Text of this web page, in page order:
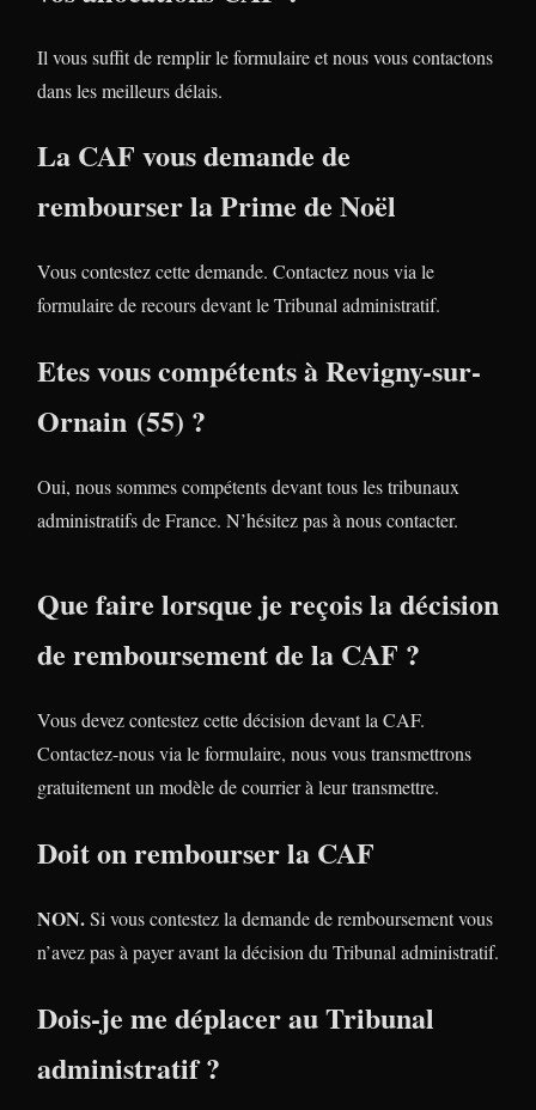
Il vous suffit de remplir le formulaire et nous vous contactons
dans les meilleurs délais.
La CAF vous demande de
rembourser la Prime de Noël
Vous contestez cette demande. Contactez nous via le
formulaire de recours devant le Tribunal administratif.
Etes vous compétents à Revigny-sur-
Ornain (55) ?
Oui, nous sommes compétents devant tous les tribunaux
administratifs de France. N’hésitez pas à nous contacter.
Que faire lorsque je reçois la décision
de remboursement de la CAF ?
Vous devez contestez cette décision devant la CAF.
Contactez-nous via le formulaire, nous vous transmettrons
gratuitement un modèle de courrier à leur transmettre.
Doit on rembourser la CAF
NON.Si vous contestez la demande de remboursement vous
n’avez pas à payer avant la décision du Tribunal administratif.
Dois-je me déplacer au Tribunal
administratif ?